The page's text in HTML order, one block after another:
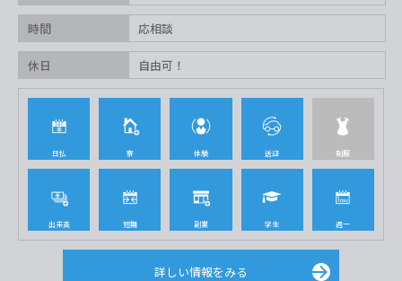
時間 応相談
休日 自由可！
日払 寮 体験 送迎 制服
出来高 短期 副業 学生 週一
詳しい情報をみる